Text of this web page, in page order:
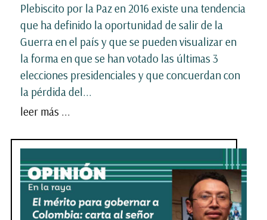
Plebiscito por la Paz en 2016 existe una tendencia
que ha definido la oportunidad de salir de la
Guerra en el país y que se pueden visualizar en
la forma en que se han votado las últimas 3
elecciones presidenciales y que concuerdan con
la pérdida del...
leer más ...